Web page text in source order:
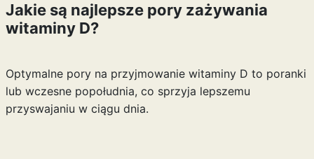
Jakie są najlepsze pory zażywania
witaminy D?
Optymalne pory na przyjmowanie witaminy D to poranki
lub wczesne popołudnia, co sprzyja lepszemu
przyswajaniu w ciągu dnia.